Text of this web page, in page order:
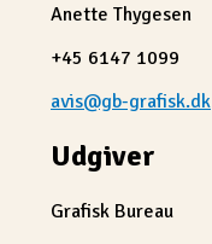
Anette Thygesen
+45 6147 1099
avis@gb-grafisk.dk
Udgiver
Grafisk Bureau